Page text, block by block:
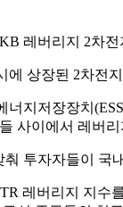
레버리지 2차전
에 상장된 2차전
지저장장치
사이에서 레버
투자자들이 국
레버리지 지수